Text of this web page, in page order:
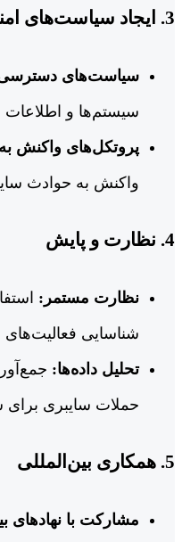
3. ایجاد سیاست‌های
سیاست‌های
سیستم‌ها و اطلاعات
پروتکل‌های واکنش
واکنش به حوادث
4. نظارت و پایش
نظارت مستمر:
شناسایی
تحلیل داده‌ها:
حملات سایبری
5. همکاری بین‌المللی
مشارکت با نهادهای